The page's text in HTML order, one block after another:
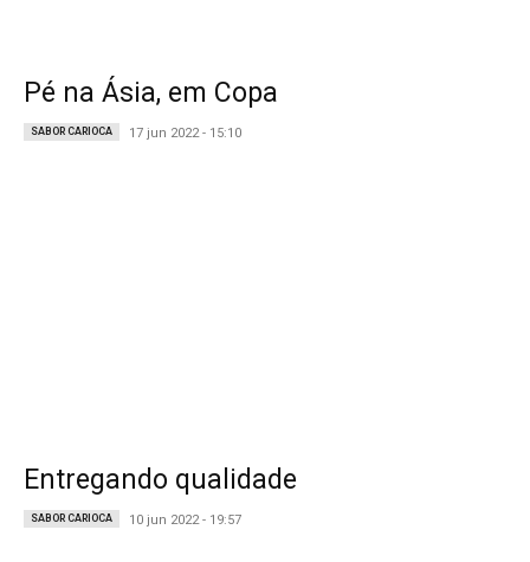
Pé na Ásia, em Copa
SABOR CARIOCA 17 jun 2022 - 15:10
Entregando qualidade
SABOR CARIOCA 10 jun 2022 - 19:57